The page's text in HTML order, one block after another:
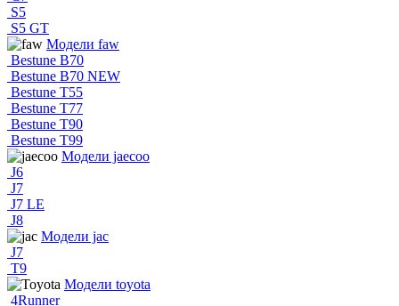
S5
S5 GT
Модели faw
Bestune B70
Bestune B70 NEW
Bestune T55
Bestune T77
Bestune T90
Bestune T99
Модели jaecoo
J6
J7
J7 LE
J8
Модели jac
J7
T9
Модели toyota
4Runner